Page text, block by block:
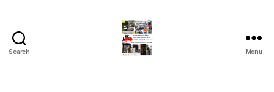
Search Menu